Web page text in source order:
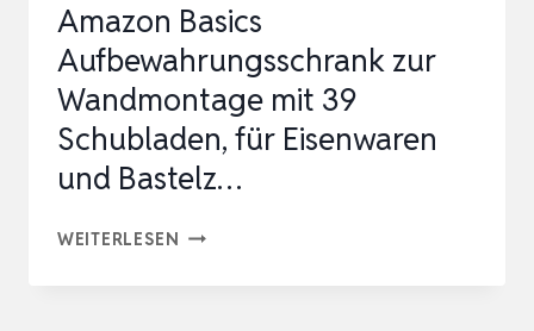
Amazon Basics
Aufbewahrungsschrank zur
Wandmontage mit 39
Schubladen, für Eisenwaren
und Bastelz…
WEITERLESEN AMAZON